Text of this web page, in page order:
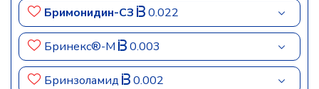
Бримонидин-СЗ 0.022
Бринекс®-М 0.003
Бринзоламид 0.002